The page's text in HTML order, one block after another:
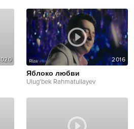
2016
Яблоко любви
Ulug'bek Rahmatullayev